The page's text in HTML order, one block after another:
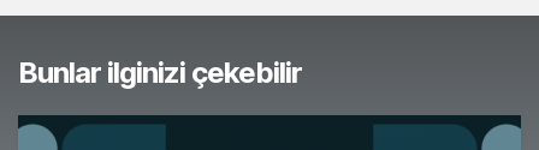
Bunlar ilginizi çekebilir